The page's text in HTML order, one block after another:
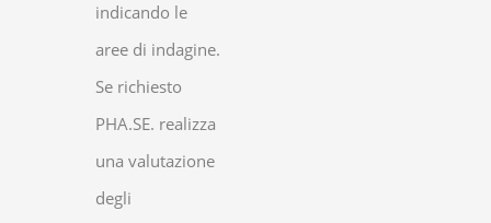
indicando le
aree di indagine.
Se richiesto
PHA.SE. realizza
una valutazione
degli